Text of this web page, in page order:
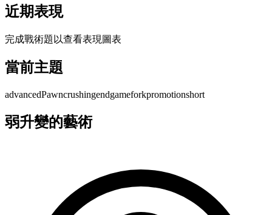
近期表現
完成戰術題以查看表現圖表
當前主題
advancedPawncrushingendgameforkpromotionshort
弱升變的藝術